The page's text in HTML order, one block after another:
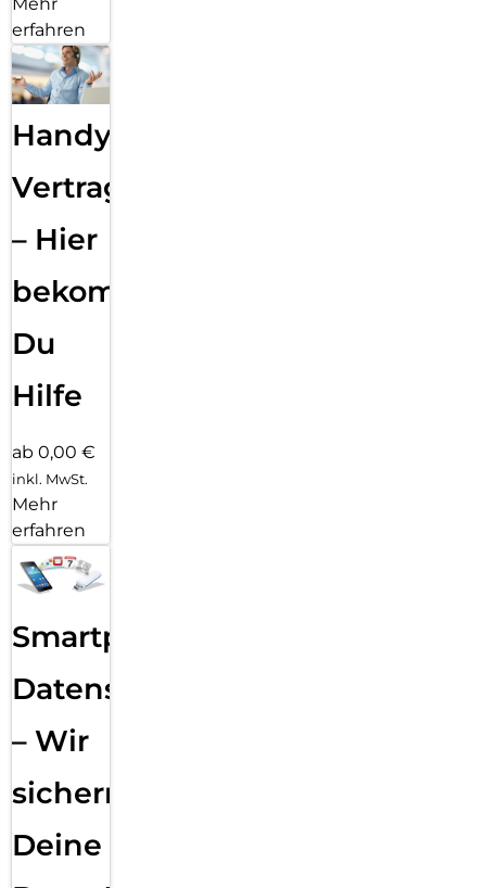
erfahren
Handy
Vertragsabwicklung
– Hier
bekommst
Du
Hilfe
ab 0,00 €
inkl. MwSt.
Mehr
erfahren
Smartphone
Datensicherung
– Wir
sichern
Deine